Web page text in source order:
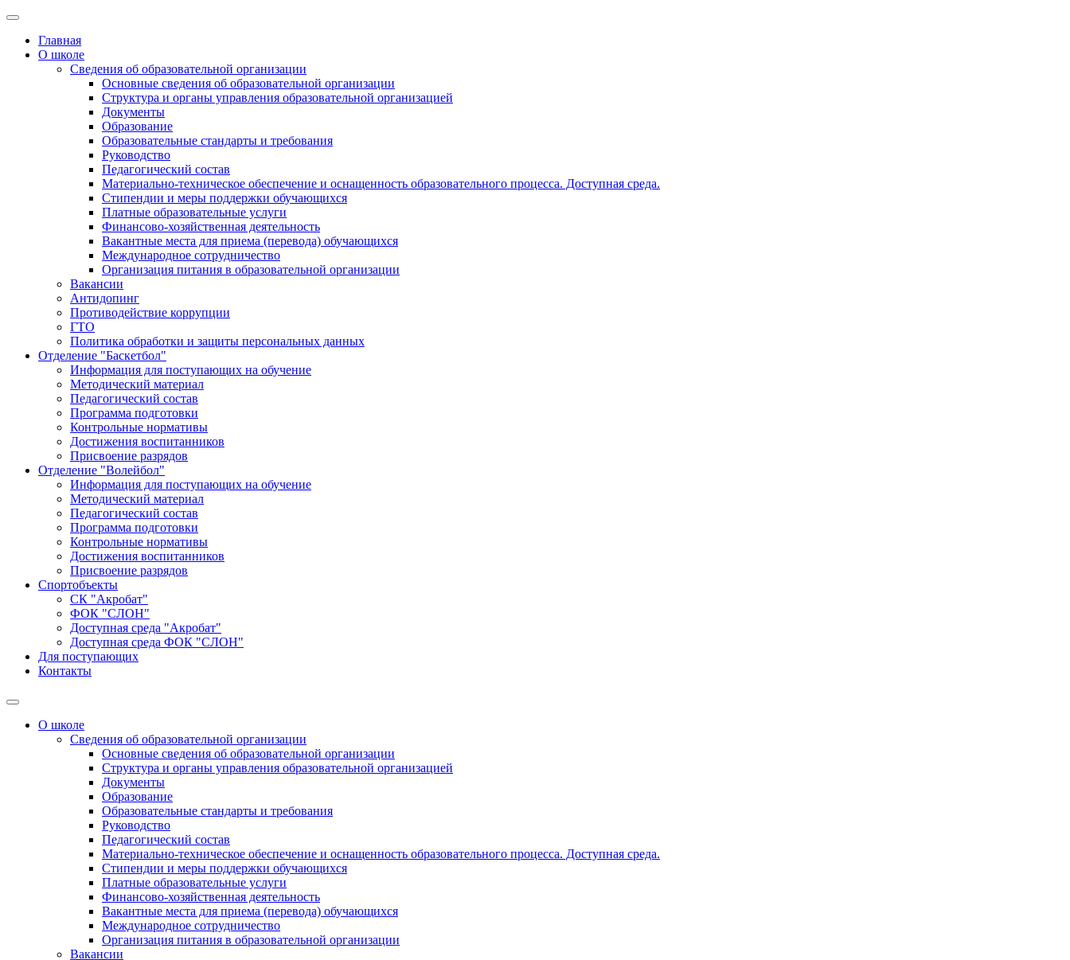
Главная
О школе
Сведения об образовательной организации
Основные сведения об образовательной организации
Структура и органы управления образовательной организацией
Документы
Образование
Образовательные стандарты и требования
Руководство
Педагогический состав
Материально-техническое обеспечение и оснащенность образовательного процесса. Доступная среда.
Стипендии и меры поддержки обучающихся
Платные образовательные услуги
Финансово-хозяйственная деятельность
Вакантные места для приема (перевода) обучающихся
Международное сотрудничество
Организация питания в образовательной организации
Вакансии
Антидопинг
Противодействие коррупции
ГТО
Политика обработки и защиты персональных данных
Отделение "Баскетбол"
Информация для поступающих на обучение
Методический материал
Педагогический состав
Программа подготовки
Контрольные нормативы
Достижения воспитанников
Присвоение разрядов
Отделение "Волейбол"
Информация для поступающих на обучение
Методический материал
Педагогический состав
Программа подготовки
Контрольные нормативы
Достижения воспитанников
Присвоение разрядов
Спортобъекты
СК "Акробат"
ФОК "СЛОН"
Доступная среда "Акробат"
Доступная среда ФОК "СЛОН"
Для поступающих
Контакты
О школе
Сведения об образовательной организации
Основные сведения об образовательной организации
Структура и органы управления образовательной организацией
Документы
Образование
Образовательные стандарты и требования
Руководство
Педагогический состав
Материально-техническое обеспечение и оснащенность образовательного процесса. Доступная среда.
Стипендии и меры поддержки обучающихся
Платные образовательные услуги
Финансово-хозяйственная деятельность
Вакантные места для приема (перевода) обучающихся
Международное сотрудничество
Организация питания в образовательной организации
Вакансии